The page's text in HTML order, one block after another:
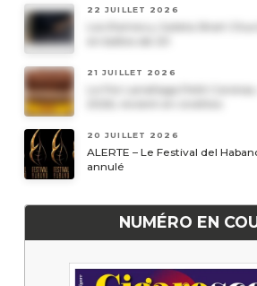
22 JUILLET 2026
21 JUILLET 2026
Le Por Larrañaga Petit
20 JUILLET 2026
ALERTE – Le Festival del
annulé
NUMÉRO EN